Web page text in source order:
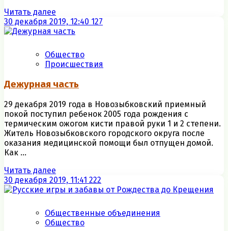
Читать далее
30 декабря 2019, 12:40 127
Общество
Происшествия
Дежурная часть
29 декабря 2019 года в Новозыбковский приемный
покой поступил ребенок 2005 года рождения с
термическим ожогом кисти правой руки 1 и 2 степени.
Житель Новозыбковского городского округа после
оказания медицинской помощи был отпущен домой.
Как ...
Читать далее
30 декабря 2019, 11:41 222
Общественные объединения
Общество